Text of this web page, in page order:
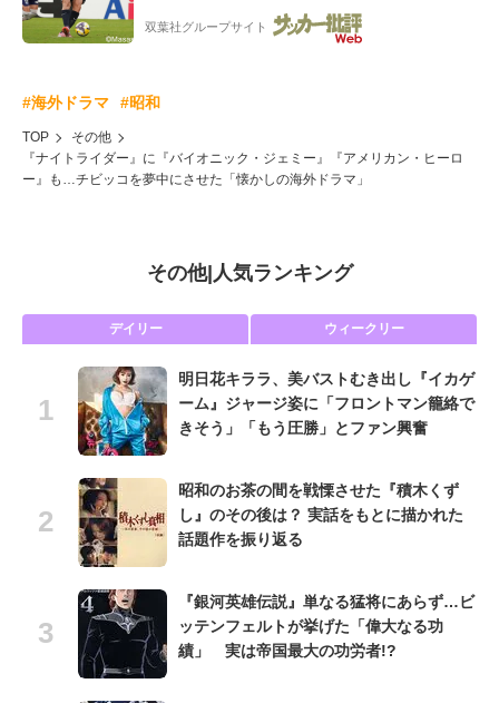
の秋春制」の大激論】(5)
双葉社グループサイト
#海外ドラマ #昭和
TOP
その他
『ナイトライダー』に『バイオニック・ジェミー』『アメリカン・ヒーロ
ー』も…チビッコを夢中にさせた「懐かしの海外ドラマ」
その他| 人気ランキング
デイリー ウィークリー
明日花キララ、美バストむき出し『イカゲ
ーム』ジャージ姿に「フロントマン籠絡で
きそう」「もう圧勝」とファン興奮
昭和のお茶の間を戦慄させた『積木くず
し』のその後は？ 実話をもとに描かれた
話題作を振り返る
『銀河英雄伝説』単なる猛将にあらず…ビ
ッテンフェルトが挙げた「偉大なる功
績」 実は帝国最大の功労者!?